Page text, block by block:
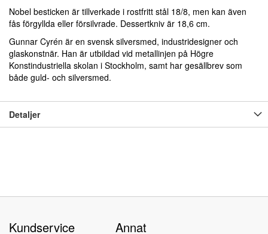
Nobel besticken är tillverkade i rostfritt stål 18/8, men kan även
fås förgyllda eller försilvrade. Dessertkniv är 18,6 cm.
Gunnar Cyrén är en svensk silversmed, industridesigner och
glaskonstnär. Han är utbildad vid metallinjen på Högre
Konstindustriella skolan i Stockholm, samt har gesällbrev som
både guld- och silversmed.
Detaljer
Kundservice Annat